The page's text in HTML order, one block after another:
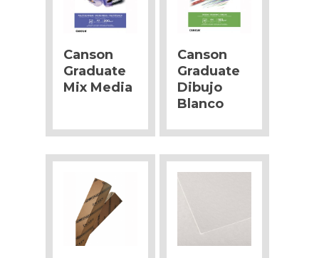
Canson
Graduate
Mix Media
Canson
Graduate
Dibujo
Blanco